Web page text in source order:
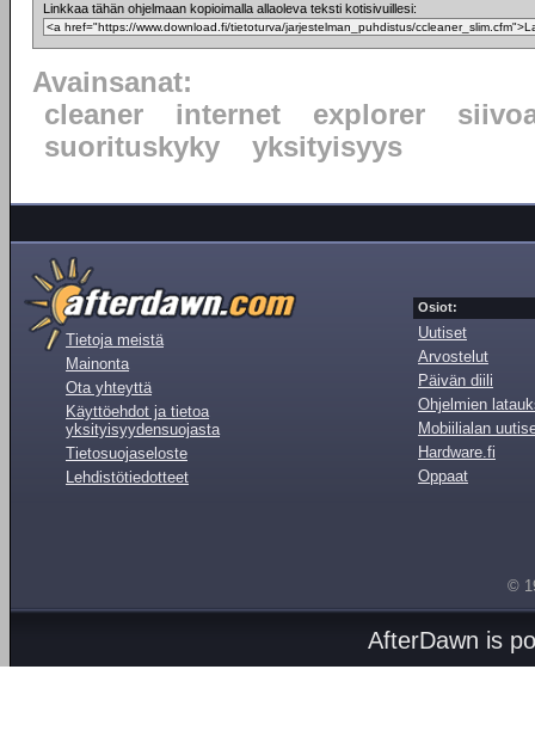
Linkkaa tähän ohjelmaan kopioimalla allaoleva teksti kotisivuillesi:
Avainsanat:
cleaner
internet explorer
suorituskyky
yksityisyys
Tietoja meistä
Mainonta
Ota yhteyttä
Käyttöehdot ja tietoa
yksityisyydensuojasta
Tietosuojaseloste
Lehdistötiedotteet
Osiot:
Uutiset
Arvostelut
Päivän diili
Ohjelmien
Mobiilialan
Hardware.fi
Oppaat
©
AfterDawn is